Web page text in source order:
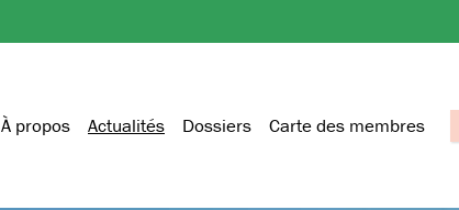
À propos Actualités Dossiers Carte des membres